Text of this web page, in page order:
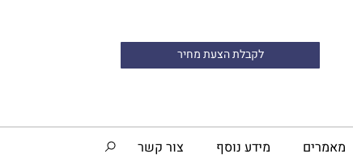
לקבלת הצעת מחיר
מאמרים מידע נוסף צור קשר